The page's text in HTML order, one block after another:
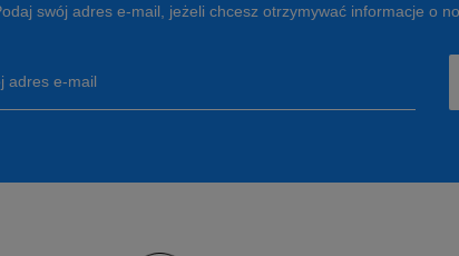
swój adres e-mail, jeżeli chcesz otrzymywać informacje o
adres e-mail